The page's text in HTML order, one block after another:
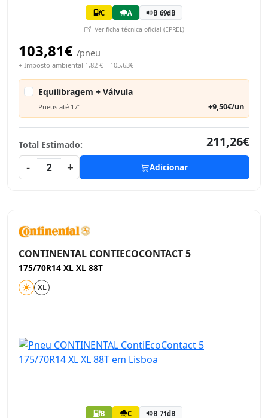
C A B 69dB
Ver ficha técnica oficial (EPREL)
103,81€ /pneu
+ Imposto ambiental 1,82 € = 105,63€
Equilibragem + Válvula
Pneus até 17" +9,50€/un
Total Estimado:
211,26€
-
2 + Adicionar
CONTINENTAL CONTIECOCONTACT 5
175/70R14 XL XL 88T
XL
B C B 71dB